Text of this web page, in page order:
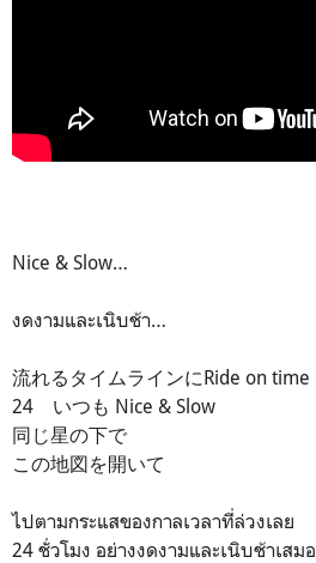
Nice & Slow…
งดงามและเนิบช้า…
流れるタイムラインにRide on time
24 いつも Nice & Slow
同じ星の下で
この地図を開いて
ไปตามกระแสของกาลเวลาที่ล่วงเลย
24 ชั่วโมง อย่างงดงามและเนิบช้าเสมอ